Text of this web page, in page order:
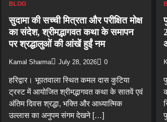
BLOG
सुदामा की सच्ची मित्रता और परीक्षित मोक्ष
का संदेश, श्रीमद्भागवत कथा के समापन
पर श्रद्धालुओं की आंखें हुईं नम
Kamal Sharma July 28, 2026 0
हरिद्वार। भूपतवाला स्थित कमल दास कुटिया
ट्रस्ट में आयोजित श्रीमद्भागवत कथा के सातवें एवं
अंतिम दिवस श्रद्धा, भक्ति और आध्यात्मिक
उल्लास का अनुपम संगम देखने […]